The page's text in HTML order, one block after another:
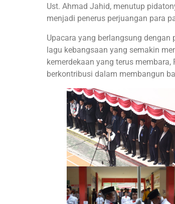
Ust. Ahmad Jahid, menutup
menjadi penerus perjuangan para
Upacara yang berlangsung
lagu kebangsaan yang semakin
kemerdekaan yang terus
berkontribusi dalam membangun